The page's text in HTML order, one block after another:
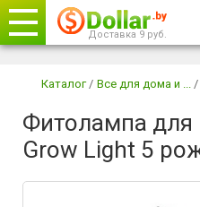
8029 604-11-33
+375 29882-11-
Доставка 9 руб.
Каталог / Все для дома и ... /
Фитолампа для
Grow Light 5